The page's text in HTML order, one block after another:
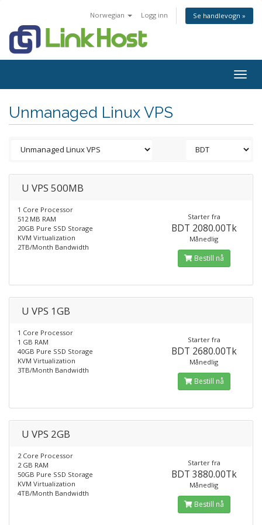
Norwegian Logg inn Se handlevogn »
Unmanaged Linux VPS
U VPS 500MB
1 Core Processor
512 MB RAM
20GB Pure SSD Storage
KVM Virtualization
2TB/Month Bandwidth
Starter fra
BDT 2080.00Tk
Månedlig
Bestill nå
U VPS 1GB
1 Core Processor
1 GB RAM
40GB Pure SSD Storage
KVM Virtualization
3TB/Month Bandwidth
Starter fra
BDT 2680.00Tk
Månedlig
Bestill nå
U VPS 2GB
2 Core Processor
2 GB RAM
50GB Pure SSD Storage
KVM Virtualization
4TB/Month Bandwidth
Starter fra
BDT 3880.00Tk
Månedlig
Bestill nå